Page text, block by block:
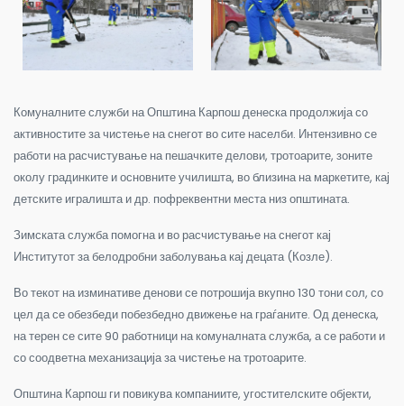
Комуналните служби на Општина Карпош денеска продолжија со
активностите за чистење на снегот во сите населби. Интензивно се
работи на расчистување на пешачките делови, тротоарите, зоните
околу градинките и основните училишта, во близина на маркетите, кај
детските игралишта и др. пофреквентни места низ општината.
Зимската служба помогна и во расчистување на снегот кај
Институтот за белодробни заболувања кај децата (Козле).
Во текот на изминативе денови се потрошија вкупно 130 тони сол, со
цел да се обезбеди побезбедно движење на граѓаните. Од денеска,
на терен се сите 90 работници на комуналната служба, а се работи и
со соодветна механизација за чистење на тротоарите.
Општина Карпош ги повикува компаниите, угостителските објекти,